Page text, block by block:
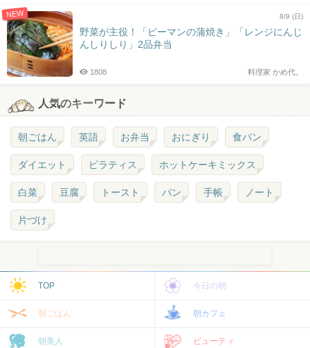
NEW 8/9 (日)
野菜が主役！「ピーマンの蒲焼き」「レンジにんじ
んしりしり」2品弁当
料理家 かめ代。
1808
人気のキーワード
朝ごはん 英語 お弁当 おにぎり 食パン
ダイエット ピラティス ホットケーキミックス
白菜 豆腐 トースト パン 手帳 ノート
片づけ
TOP 今日の朝
朝ごはん 朝カフェ
朝美人 ビューティ